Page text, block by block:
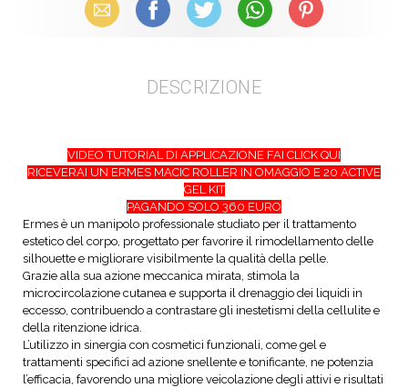
Email Facebook X (Twitter) WhatsAppPinterest
DESCRIZIONE
VIDEO TUTORIAL DI APPLICAZIONE FAI CLICK QUI
RICEVERAI UN ERMES MACIC ROLLER IN OMAGGIO E 20 ACTIVE
GEL KIT
PAGANDO SOLO 360 EURO
Ermes è un manipolo professionale studiato per il trattamento
estetico del corpo, progettato per favorire il rimodellamento delle
silhouette e migliorare visibilmente la qualità della pelle.
Grazie alla sua azione meccanica mirata, stimola la
microcircolazione cutanea e supporta il drenaggio dei liquidi in
eccesso, contribuendo a contrastare gli inestetismi della cellulite e
della ritenzione idrica.
L’utilizzo in sinergia con cosmetici funzionali, come gel e
trattamenti specifici ad azione snellente e tonificante, ne potenzia
l’efficacia, favorendo una migliore veicolazione degli attivi e risultati